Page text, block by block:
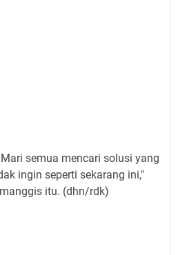
semua mencari solusi yang
ingin seperti sekarang ini,"
itu. (dhn/rdk)